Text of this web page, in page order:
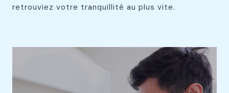
retrouviez votre tranquillité au plus vite.